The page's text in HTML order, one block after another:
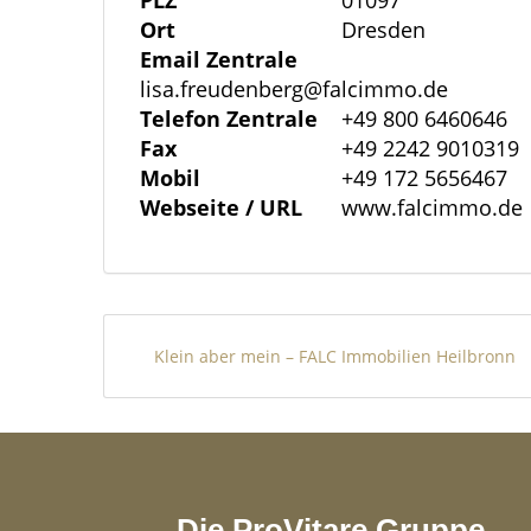
Das Paket wird durch ein charmantes
für Singles oder als Gästewohnung
für ein angenehmes Wohngefühl.
Ein Keller bietet zusätzlichen Stauraum
Immobilie weiter unterstreicht. Dazu
der Tiefgarage untergebracht sind, was
Investitionsmöglichkeit für junge
individuelle Entfaltung legen.
Sonstiges
Wir bieten nicht nur eine kostenlose
Ort
Dresden
Email Zentrale
lisa.freudenberg@falcimmo.de
Telefon Zentrale
+49 800 6460646
Fax
+49 2242 9010319
Mobil
+49 172 5656467
Webseite / URL
www.falcimmo.de
Klein aber mein – FALC Immobilien Heilbronn